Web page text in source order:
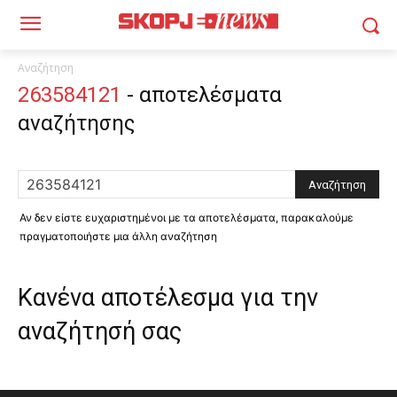
Αναζήτηση
263584121 - αποτελέσματα
αναζήτησης
Αν δεν είστε ευχαριστημένοι με τα αποτελέσματα, παρακαλούμε
πραγματοποιήστε μια άλλη αναζήτηση
Κανένα αποτέλεσμα για την
αναζήτησή σας